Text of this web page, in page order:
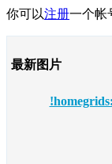
你可以注册一个帐
最新图片